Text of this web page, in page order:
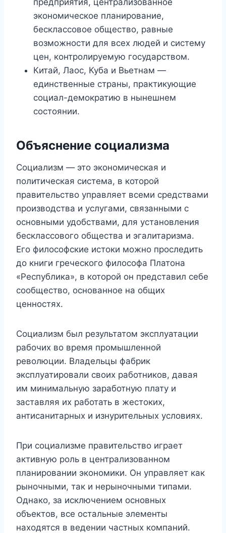
экономическое планирование,
бесклассовое общество, равные
возможности для всех людей и систему
цен, контролируемую государством.
Китай, Лаос, Куба и Вьетнам —
единственные страны, практикующие
социал-демократию в нынешнем
состоянии.
Объяснение социализма
Социализм — это экономическая и
политическая система, в которой
правительство управляет всеми средствами
производства и услугами, связанными с
основными удобствами, для установления
бесклассового общества и эгалитаризма.
Его философские истоки можно проследить
до книги греческого философа Платона
«Республика», в которой он представил себе
сообщество, основанное на общих
ценностях.
Социализм был результатом эксплуатации
рабочих во время промышленной
революции. Владельцы фабрик
эксплуатировали своих работников, давая
им минимальную заработную плату и
заставляя их работать в жестоких,
антисанитарных и изнурительных условиях.
При социализме правительство играет
активную роль в централизованном
планировании экономики. Он управляет как
рыночными, так и нерыночными типами.
Однако, за исключением основных
объектов, все остальные элементы
находятся в ведении частных компаний.